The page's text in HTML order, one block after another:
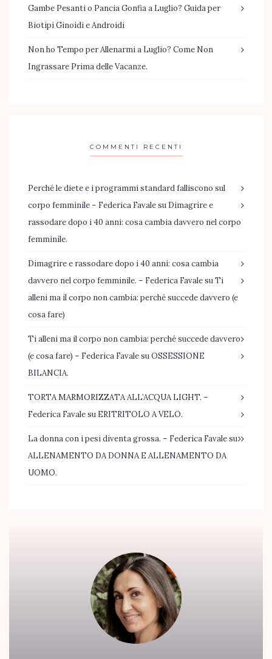
Gambe Pesanti o Pancia Gonfia a Luglio? Guida per
Biotipi Ginoidi e Androidi
Non ho Tempo per Allenarmi a Luglio? Come Non
Ingrassare Prima delle Vacanze.
COMMENTI RECENTI
Perché le diete e i programmi standard falliscono sul
corpo femminile – Federica Favalesu Dimagrire e
rassodare dopo i 40 anni: cosa cambia davvero nel corpo
femminile.
Dimagrire e rassodare dopo i 40 anni: cosa cambia
davvero nel corpo femminile. – Federica FavalesuTi
alleni ma il corpo non cambia: perché succede davvero (e
cosa fare)
Ti alleni ma il corpo non cambia: perché succede davvero
(e cosa fare) – Federica FavalesuOSSESSIONE
BILANCIA.
TORTA MARMORIZZATA ALL’ACQUA LIGHT. –
Federica Favalesu ERITRITOLO A VELO.
La donna con i pesi diventa grossa. – Federica Favalesu
ALLENAMENTO DA DONNA E ALLENAMENTO DA
UOMO.